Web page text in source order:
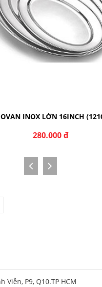
INOX LỚN 16INCH
280.000 đ
Viễn, P9, Q10.TP HCM